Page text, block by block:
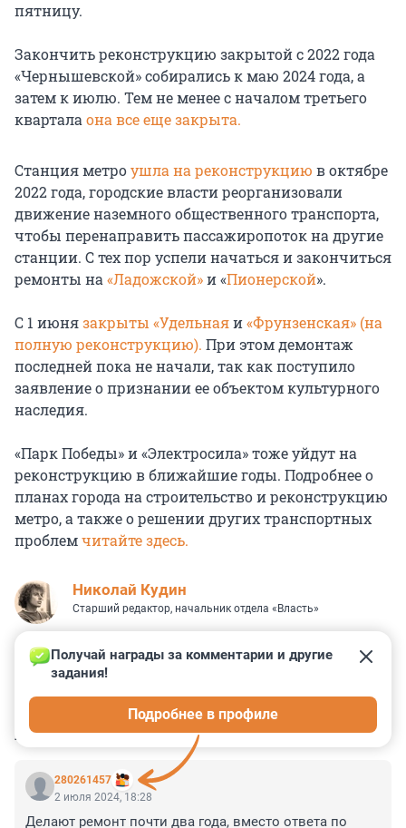
пятницу.
Закончить реконструкцию закрытой с 2022 года
«Чернышевской» собирались к маю 2024 года, а
затем к июлю. Тем не менее с началом третьего
квартала она все еще закрыта.
Станция метроушла на реконструкцию в октябре
2022 года, городские власти реорганизовали
движение наземного общественного транспорта,
чтобы перенаправить пассажиропоток на другие
станции. С тех пор успели начаться и закончиться
ремонты на «Ладожской»и «Пионерской».
С 1 июнязакрыты «Удельнаяи«Фрунзенская» (на
полную реконструкцию). При этом демонтаж
последней пока не начали, так как поступило
заявление о признании ее объектом культурного
наследия.
«Парк Победы» и «Электросила» тоже уйдут на
реконструкцию в ближайшие годы. Подробнее о
планах города на строительство и реконструкцию
метро, а также о решении других транспортных
проблемчитайте здесь.
Николай Кудин
Старший редактор, начальник отдела «Власть»
КОММЕНТАРИИ 28
280261457
Получай награды за комментарии и другие
задания!
Подробнее в профиле
2 июля 2024, 18:28
Делают ремонт почти два года, вместо ответа по